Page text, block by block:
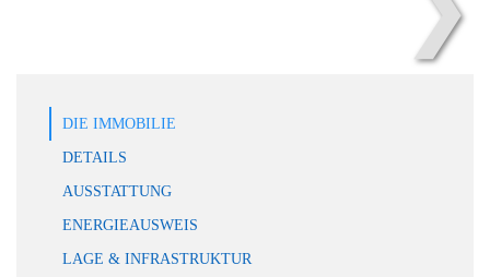
DIE IMMOBILIE
DETAILS
AUSSTATTUNG
ENERGIEAUSWEIS
LAGE & INFRASTRUKTUR